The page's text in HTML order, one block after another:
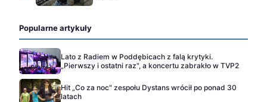
Popularne artykuły
Lato z Radiem w Poddębicach z falą krytyki.
„Pierwszy i ostatni raz", a koncertu zabrakło w TVP2
Hit „Co za noc" zespołu Dystans wrócił po ponad 30
latach